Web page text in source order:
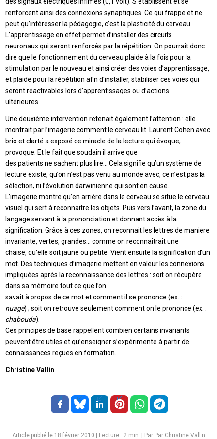
des signaux électriques infimes (0,1 volt). S’établissent et se
renforcent ainsi des connexions synaptiques. Ce qui frappe et ne
peut qu’intéresser la pédagogie, c’est la plasticité du cerveau.
L’apprentissage en effet permet d’installer des circuits
neuronaux qui seront renforcés par la répétition. On pourrait donc
dire que le fonctionnement du cerveau plaide à la fois pour la
stimulation par le nouveau et ainsi créer des voies d’apprentissage,
et plaide pour la répétition afin d’installer, stabiliser ces voies qui
seront réactivables lors d’apprentissages ou d’actions
ultérieures.
Une deuxième intervention retenait également l’attention : elle
montrait par l’imagerie comment le cerveau lit. Laurent Cohen avec
brio et clarté a exposé ce miracle de la lecture qui évoque,
provoque. Et le fait que soudain il arrive que
des patients ne sachent plus lire… Cela signifie qu’un système de
lecture existe, qu’on n’est pas venu au monde avec, ce n’est pas la
sélection, ni l’évolution darwinienne qui sont en cause.
L’imagerie montre qu’en arrière dans le cerveau se situe le cerveau
visuel qui sert à reconnaitre les objets. Puis vers l’avant, la zone du
langage servant à la prononciation et donnant accès à la
signification. Grâce à ces zones, on reconnait les lettres de manière
invariante, vertes, grandes… comme on reconnaitrait une
chaise, qu’elle soit jaune ou petite. Vient ensuite la signification d’un
mot. Des techniques d’imagerie mettent en valeur les connexions
impliquées après la reconnaissance des lettres : soit on récupère
dans sa mémoire tout ce que l’on
savait à propos de ce mot et comment il se prononce (ex. :
nuage) ; soit on retrouve seulement comment on le prononce (ex. :
chabouda).
Ces principes de base rappellent combien certains invariants
peuvent être utiles et qu’enseigner s’expérimente à partir de
connaissances reçues en formation.
Christine Vallin
Article publié le 18 février 2010|Lecture : 2 min. | Par Par Christine Vallin